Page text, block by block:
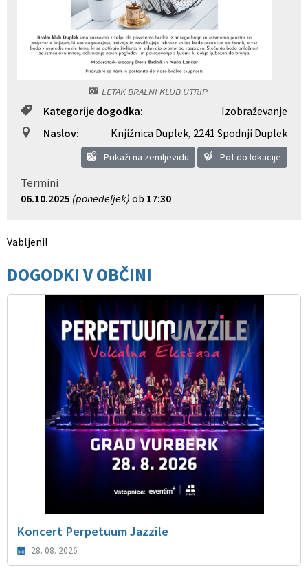
LETAK BRALNI KLUB UTRIP
Kategorije dogodka:
Izobraževanje
Naslov:
Knjižnica Duplek, 2241 Spodnji Duplek
Prikaži na zemljevidu Pot do lokacije
Termini
06.10.2025 (ponedeljek) ob 17:30
Vabljeni!
DOGODKI V OBČINI
Koncert Perpetuum Jazzile
28. 08. 2026
Občinski nagrajenci
Vaške skupnosti
Proračun občine
Lokalne volitve
Prostorski akti občine